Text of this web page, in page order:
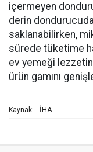
içermeyen
derin dondurucuda
saklanabilirken,
sürede tüketime
ev yemeği
ürün gamını
Kaynak: İHA